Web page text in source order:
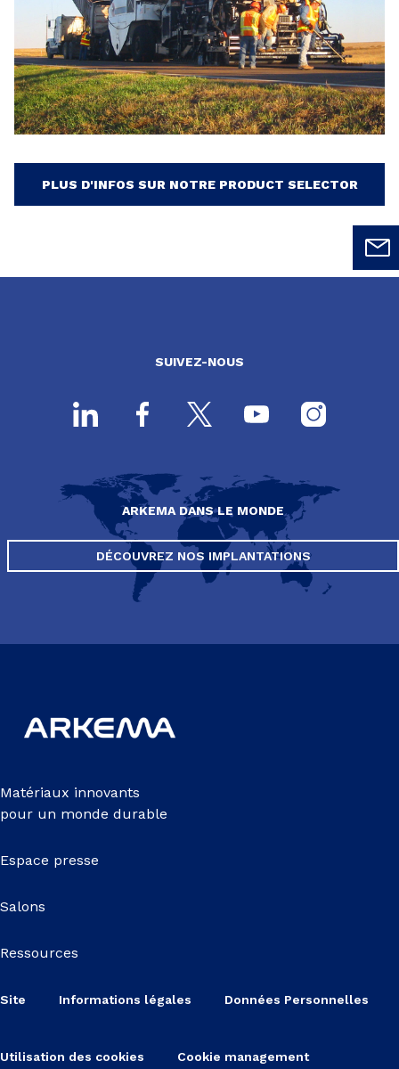
PLUS D'INFOS SUR NOTRE PRODUCT SELECTOR
SUIVEZ-NOUS
ARKEMA DANS LE MONDE
DÉCOUVREZ NOS IMPLANTATIONS
Matériaux innovants
pour un monde durable
Espace presse
Salons
Ressources
Site Informations légales Données Personnelles
Utilisation des cookies Cookie management